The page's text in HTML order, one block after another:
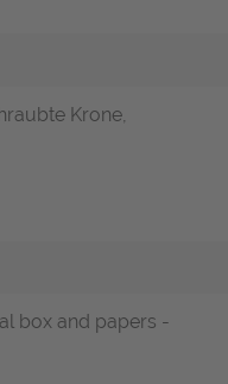
Krone,
box and papers -